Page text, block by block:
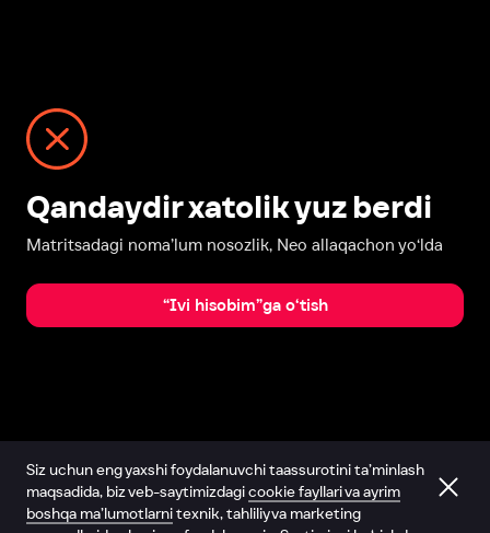
Qandaydir xatolik yuz berdi
Matritsadagi noma’lum nosozlik, Neo allaqachon yo‘lda
“Ivi hisobim”ga o‘tish
Siz uchun eng yaxshi foydalanuvchi taassurotini ta’minlash
maqsadida, biz veb-saytimizdagicookie fayllari va ayrim
boshqa ma’lumotlarnitexnik, tahliliy va marketing